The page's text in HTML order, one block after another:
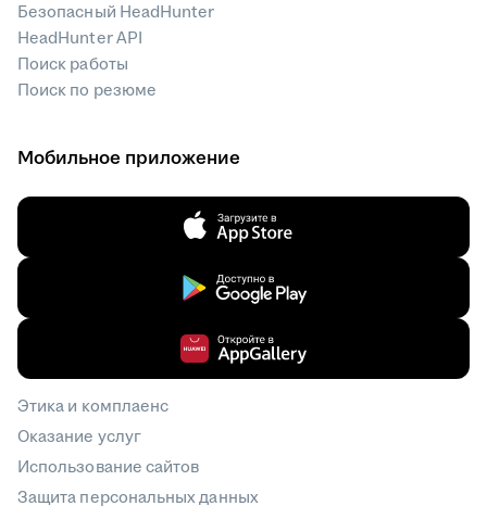
Безопасный HeadHunter
HeadHunter API
Поиск работы
Поиск по резюме
Мобильное приложение
Этика и комплаенс
Оказание услуг
Использование сайтов
Защита персональных данных